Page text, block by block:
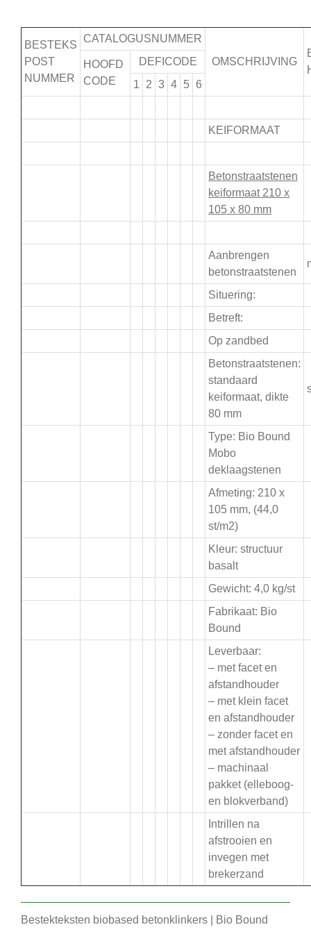
BESTEKS
POST
NUMMER
CATALOGUSNUMMER
OMSCHRIJVING
HOOFD
CODE
DEFICODE
1
2 3 4 5 6
KEIFORMAAT
Betonstraatstenen
keiformaat 210 x
105 x 80 mm
Aanbrengen
betonstraatstenen
Situering:
Betreft:
Op zandbed
Betonstraatstenen:
standaard
keiformaat, dikte
80 mm
Type: Bio Bound
Mobo
deklaagstenen
Afmeting: 210 x
105 mm, (44,0
st/m2)
Kleur: structuur
basalt
Gewicht: 4,0 kg/st
Fabrikaat: Bio
Bound
Leverbaar:
– met facet en
afstandhouder
– met klein facet
en afstandhouder
– zonder facet en
met afstandhouder
– machinaal
pakket (elleboog-
en blokverband)
Intrillen na
afstrooien en
invegen met
brekerzand
Bestekteksten biobased betonklinkers | Bio Bound